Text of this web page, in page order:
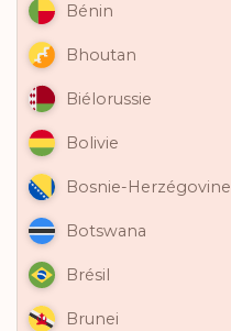
Bénin
Bhoutan
Biélorussie
Bolivie
Bosnie-Herzégovine
Botswana
Brésil
Brunei